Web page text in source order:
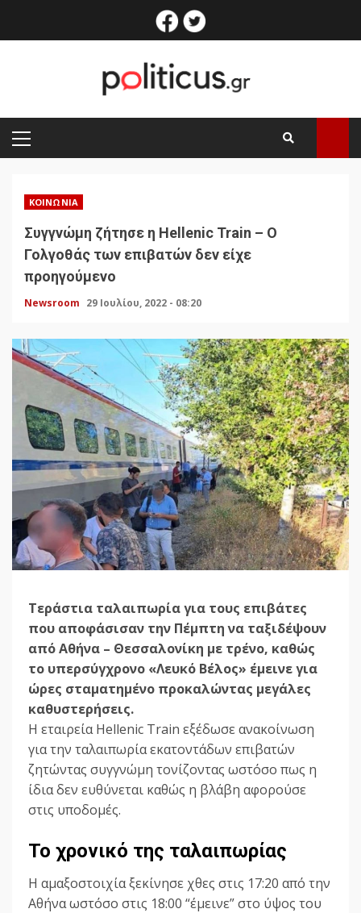
facebook
PRIMARY
MENU
ΚΟΙΝΩΝΊΑ
Συγγνώμη ζήτησε η Hellenic Train – Ο
Γολγοθάς των επιβατών δεν είχε
προηγούμενο
Newsroom 29 Ιουλίου, 2022 - 08:20
Τεράστια ταλαιπωρία για τους επιβάτες
που αποφάσισαν την Πέμπτη να ταξιδέψουν
από Αθήνα – Θεσσαλονίκη με τρένο, καθώς
το υπερσύγχρονο «Λευκό Βέλος» έμεινε για
ώρες σταματημένο προκαλώντας μεγάλες
καθυστερήσεις.
Η εταιρεία Hellenic Train εξέδωσε ανακοίνωση
για την ταλαιπωρία εκατοντάδων επιβατών
ζητώντας συγγνώμη τονίζοντας ωστόσο πως η
ίδια δεν ευθύνεται καθώς η βλάβη αφορούσε
στις υποδομές.
Το χρονικό της ταλαιπωρίας
Η αμαξοστοιχία ξεκίνησε χθες στις 17:20 από την
Αθήνα ωστόσο στις 18:00 “έμεινε” στο ύψος του